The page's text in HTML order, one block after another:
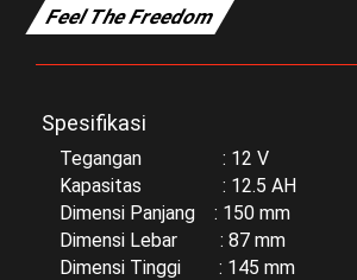
Feel The Freedom
Spesifikasi
Tegangan : 12 V
Kapasitas : 12.5 AH
Dimensi Panjang : 150 mm
Dimensi Lebar : 87 mm
Dimensi Tinggi : 145 mm